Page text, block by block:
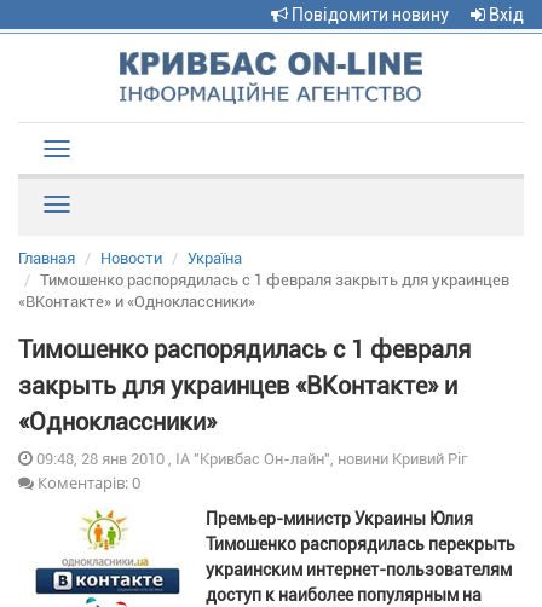
Повідомити новину Вхід
navigation
Главная Новости
Україна
Тимошенко распорядилась с 1 февраля закрыть для украинцев
«ВКонтакте» и «Одноклассники»
Тимошенко распорядилась с 1 февраля
закрыть для украинцев «ВКонтакте» и
«Одноклассники»
09:48, 28 янв 2010 , ІА "Кривбас Он-лайн", новини Кривий Ріг
Коментарів: 0
Премьер-министр Украины Юлия
Тимошенко распорядилась перекрыть
украинским интернет-пользователям
доступ к наиболее популярным на